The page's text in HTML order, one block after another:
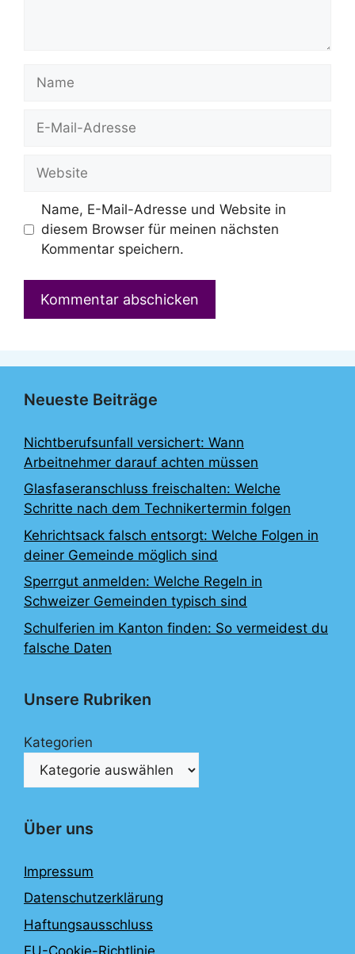
Name
Website
Name, E-Mail-Adresse und Website in
diesem Browser für meinen nächsten
Kommentar speichern.
Neueste Beiträge
Nichtberufsunfall versichert: Wann
Arbeitnehmer darauf achten müssen
Glasfaseranschluss freischalten: Welche
Schritte nach dem Technikertermin folgen
Kehrichtsack falsch entsorgt: Welche Folgen in
deiner Gemeinde möglich sind
Sperrgut anmelden: Welche Regeln in
Schweizer Gemeinden typisch sind
Schulferien im Kanton finden: So vermeidest du
falsche Daten
Unsere Rubriken
Kategorien
Über uns
Impressum
Datenschutzerklärung
Haftungsausschluss
EU-Cookie-Richtlinie